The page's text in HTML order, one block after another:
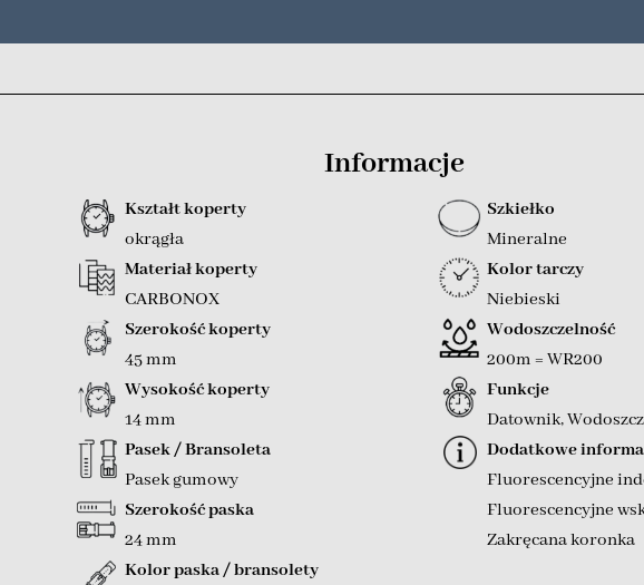
Informacje
Kształt koperty
okrągła
Materiał koperty
CARBONOX
Szerokość koperty
45 mm
Wysokość koperty
14 mm
Pasek / Bransoleta
Pasek gumowy
Szerokość paska
24 mm
Kolor paska / bransolety
Szkiełko
Mineralne
Kolor tarczy
Niebieski
Wodoszczelność
200m = WR200
Funkcje
Datownik,
Dodatkowe
Fluorescencyjne
Fluorescencyjne
Zakręcana koronka